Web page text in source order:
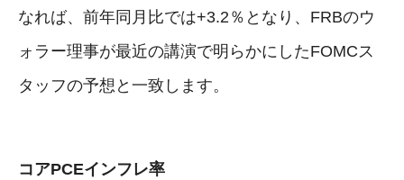
なれば、前年同月比では+3.2％となり、FRBのウ
ォラー理事が最近の講演で明らかにしたFOMCス
タッフの予想と一致します。
コアPCEインフレ率